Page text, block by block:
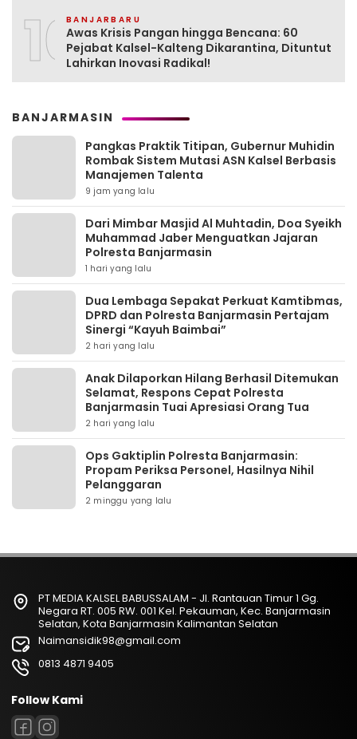
10BANJARBARU
Awas Krisis Pangan hingga Bencana: 60
Pejabat Kalsel-Kalteng Dikarantina, Dituntut
Lahirkan Inovasi Radikal!
BANJARMASIN
Pangkas Praktik Titipan, Gubernur Muhidin
Rombak Sistem Mutasi ASN Kalsel Berbasis
Manajemen Talenta
9 jam yang lalu
Dari Mimbar Masjid Al Muhtadin, Doa Syeikh
Muhammad Jaber Menguatkan Jajaran
Polresta Banjarmasin
1 hari yang lalu
Dua Lembaga Sepakat Perkuat Kamtibmas,
DPRD dan Polresta Banjarmasin Pertajam
Sinergi “Kayuh Baimbai”
2 hari yang lalu
Anak Dilaporkan Hilang Berhasil Ditemukan
Selamat, Respons Cepat Polresta
Banjarmasin Tuai Apresiasi Orang Tua
2 hari yang lalu
Ops Gaktiplin Polresta Banjarmasin:
Propam Periksa Personel, Hasilnya Nihil
Pelanggaran
2 minggu yang lalu
PT MEDIA KALSEL BABUSSALAM - Jl. Rantauan Timur 1 Gg.
Negara RT. 005 RW. 001 Kel. Pekauman, Kec. Banjarmasin
Selatan, Kota Banjarmasin Kalimantan Selatan
Naimansidik98@gmail.com
0813 4871 9405
Follow Kami